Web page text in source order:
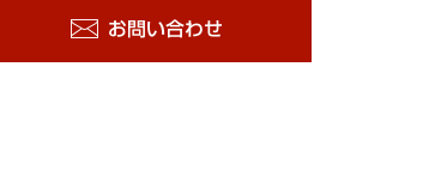
お問い合わせ